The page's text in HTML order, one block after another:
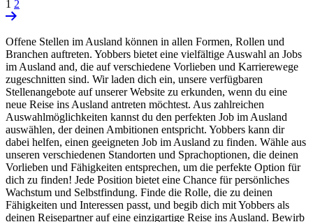
1 2
Offene Stellen im Ausland können in allen Formen, Rollen und
Branchen auftreten. Yobbers bietet eine vielfältige Auswahl an Jobs
im Ausland and, die auf verschiedene Vorlieben und Karrierewege
zugeschnitten sind. Wir laden dich ein, unsere verfügbaren
Stellenangebote auf unserer Website zu erkunden, wenn du eine
neue Reise ins Ausland antreten möchtest. Aus zahlreichen
Auswahlmöglichkeiten kannst du den perfekten Job im Ausland
auswählen, der deinen Ambitionen entspricht. Yobbers kann dir
dabei helfen, einen geeigneten Job im Ausland zu finden. Wähle aus
unseren verschiedenen Standorten und Sprachoptionen, die deinen
Vorlieben und Fähigkeiten entsprechen, um die perfekte Option für
dich zu finden! Jede Position bietet eine Chance für persönliches
Wachstum und Selbstfindung. Finde die Rolle, die zu deinen
Fähigkeiten und Interessen passt, und begib dich mit Yobbers als
deinen Reisepartner auf eine einzigartige Reise ins Ausland. Bewirb